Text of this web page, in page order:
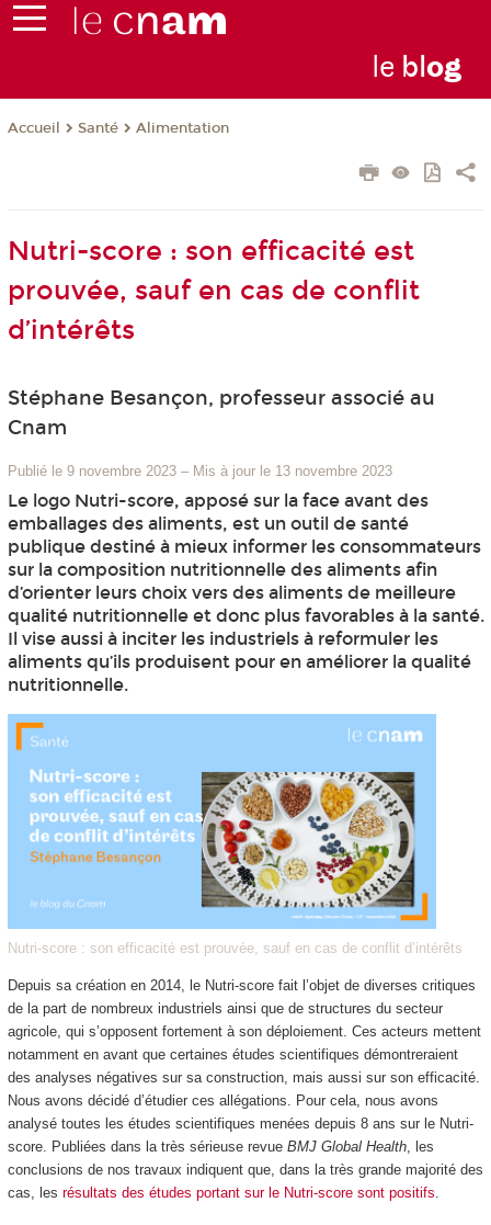
le blog
Accueil Santé Alimentation
Nutri-score : son efficacité est
prouvée, sauf en cas de conflit
d’intérêts
Stéphane Besançon, professeur associé au
Cnam
Publié le 9 novembre 2023 – Mis à jour le 13 novembre 2023
Le logo Nutri-score, apposé sur la face avant des
emballages des aliments, est un outil de santé
publique destiné à mieux informer les consommateurs
sur la composition nutritionnelle des aliments afin
d’orienter leurs choix vers des aliments de meilleure
qualité nutritionnelle et donc plus favorables à la santé.
Il vise aussi à inciter les industriels à reformuler les
aliments qu’ils produisent pour en améliorer la qualité
nutritionnelle.
Nutri-score : son efficacité est prouvée, sauf en cas de conflit d’intérêts
Depuis sa création en 2014, le Nutri-score fait l’objet de diverses critiques
de la part de nombreux industriels ainsi que de structures du secteur
agricole, qui s’opposent fortement à son déploiement. Ces acteurs mettent
notamment en avant que certaines études scientifiques démontreraient
des analyses négatives sur sa construction, mais aussi sur son efficacité.
Nous avons décidé d’étudier ces allégations. Pour cela, nous avons
analysé toutes les études scientifiques menées depuis 8 ans sur le Nutri-
score. Publiées dans la très sérieuse revue BMJ Global Health, les
conclusions de nos travaux indiquent que, dans la très grande majorité des
cas, les résultats des études portant sur le Nutri-score sont positifs